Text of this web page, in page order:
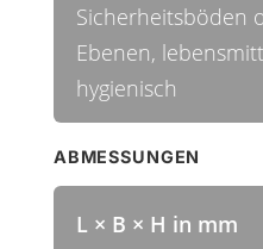
Sicherheitsböden
Ebenen,
hygienisch
ABMESSUNGEN
L × B × H in mm